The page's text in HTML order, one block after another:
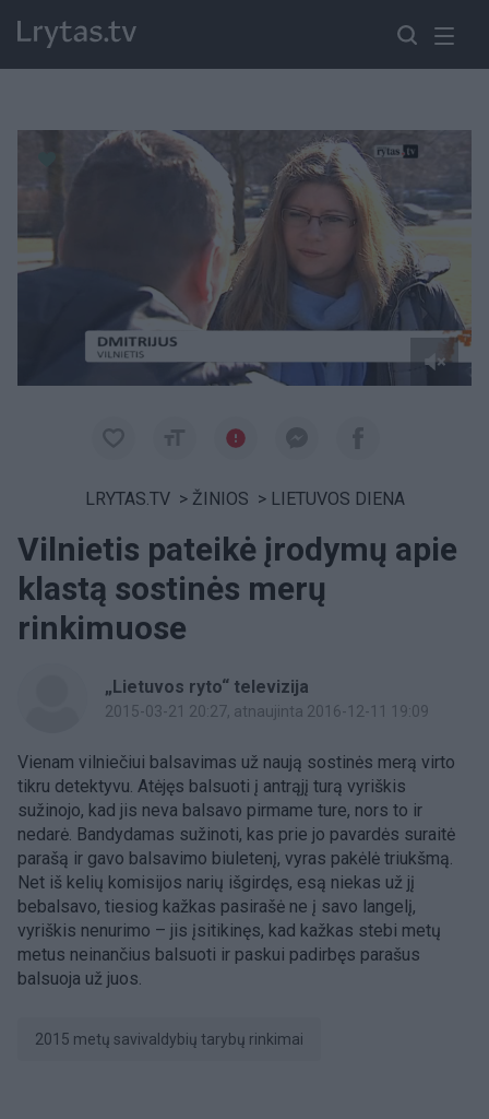
Paremkite Ukrainą
LRYTAS.TV > ŽINIOS > LIETUVOS DIENA
Vilnietis pateikė įrodymų apie
klastą sostinės merų
rinkimuose
„Lietuvos ryto“ televizija
2015-03-21 20:27, atnaujinta 2016-12-11 19:09
Vienam vilniečiui balsavimas už naują sostinės merą virto
tikru detektyvu. Atėjęs balsuoti į antrąjį turą vyriškis
sužinojo, kad jis neva balsavo pirmame ture, nors to ir
nedarė. Bandydamas sužinoti, kas prie jo pavardės suraitė
parašą ir gavo balsavimo biuletenį, vyras pakėlė triukšmą.
Net iš kelių komisijos narių išgirdęs, esą niekas už jį
bebalsavo, tiesiog kažkas pasirašė ne į savo langelį,
vyriškis nenurimo – jis įsitikinęs, kad kažkas stebi metų
metus neinančius balsuoti ir paskui padirbęs parašus
balsuoja už juos.
2015 metų savivaldybių tarybų rinkimai